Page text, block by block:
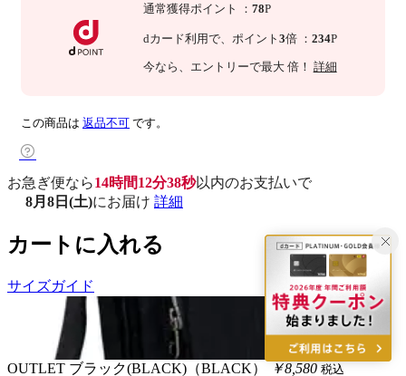
通常獲得ポイント ： 78P
dカード利用で、 ポイント 3倍 ： 234P
今なら 、エントリーで最大 倍！ 詳細
この商品は 返品不可 です。
お急ぎ便なら14時間12分37秒以内のお支払いで
8月8日(土)にお届け 詳細
カートに入れる
サイズガイド
OUTLET ブラック(BLACK)（BLACK） ￥8,580 税込